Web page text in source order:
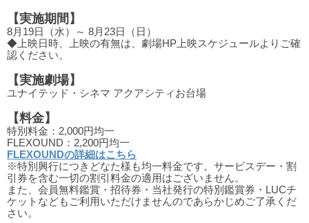
【実施期間】
8月19日（水）～ 8月23日（日）
◆上映日時、上映の有無は、劇場HP上映スケジュールよりご確
認ください。
【実施劇場】
ユナイテッド・シネマ アクアシティお台場
【料金】
特別料金：2,000円均一
FLEXOUND：2,200円均一
FLEXOUNDの詳細はこちら
※特別興行につきどなた様も均一料金です。サービスデー・割
引券を含む一切の割引料金の適用はございません。
また、会員無料鑑賞・招待券・当社発行の特別鑑賞券・LUCチ
ケットなどもご利用いただけませんのであらかじめご了承くだ
さい。